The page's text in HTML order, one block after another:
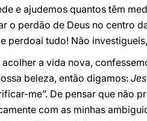
e ajudemos quantos têm
o perdão de Deus no centro
perdoai tudo! Não
a vida nova,
beleza, então digamos:
me”. De pensar que não
com as minhas